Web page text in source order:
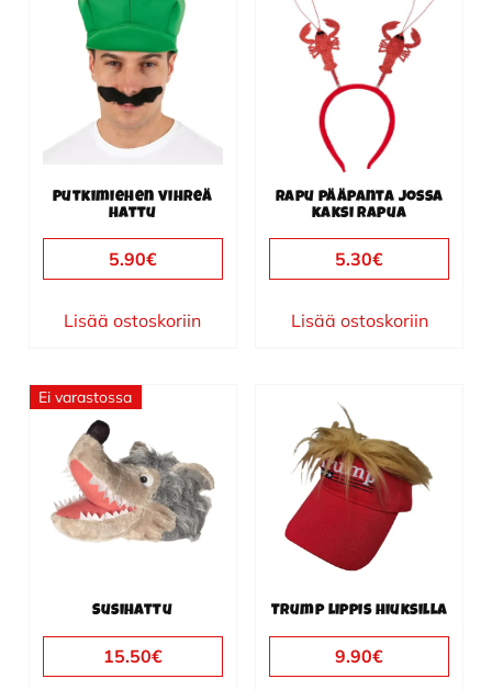
Putkimiehen vihreä
hattu
5.90€
Lisää ostoskoriin
Rapu pääpanta jossa
kaksi rapua
5.30€
Lisää ostoskoriin
Ei varastossa
Susihattu
15.50€
Trump lippis hiuksilla
9.90€